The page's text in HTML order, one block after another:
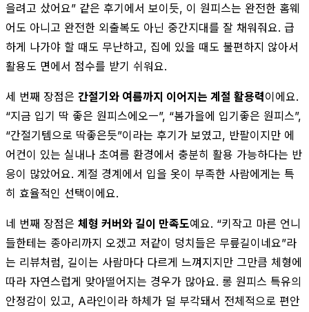
을려고 샀어요” 같은 후기에서 보이듯, 이 원피스는 완전한 홈웨
어도 아니고 완전한 외출복도 아닌 중간지대를 잘 채워줘요. 급
하게 나가야 할 때도 무난하고, 집에 있을 때도 불편하지 않아서
활용도 면에서 점수를 받기 쉬워요.
세 번째 장점은 간절기와 여름까지 이어지는 계절 활용력이에요.
“지금 입기 딱 좋은 원피스에오ㅡ”, “봄가을에 입기좋은 원피스”,
“간절기템으로 딱좋은듯”이라는 후기가 보였고, 반팔이지만 에
어컨이 있는 실내나 초여름 환경에서 충분히 활용 가능하다는 반
응이 많았어요. 계절 경계에서 입을 옷이 부족한 사람에게는 특
히 효율적인 선택이에요.
네 번째 장점은 체형 커버와 길이 만족도예요. “키작고 마른 언니
들한테는 종아리까지 오겠고 저같이 덩치들은 무릎길이네요”라
는 리뷰처럼, 길이는 사람마다 다르게 느껴지지만 그만큼 체형에
따라 자연스럽게 맞아떨어지는 경우가 많아요. 롱 원피스 특유의
안정감이 있고, A라인이라 하체가 덜 부각돼서 전체적으로 편안